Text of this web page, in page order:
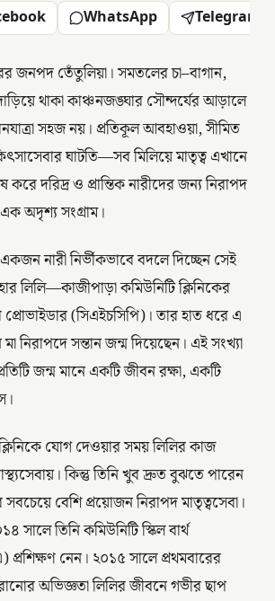
WhatsApp Telegram
জনপদ তেঁতুলিয়া। সমতলের চা–বাগান,
থাকা কাঞ্চনজঙ্ঘার সৌন্দর্যের আড়ালে
সহজ নয়। প্রতিকূল আবহাওয়া, সীমিত
ঘাটতি—সব মিলিয়ে মাতৃত্ব এখানে
দরিদ্র ও প্রান্তিক নারীদের জন্য নিরাপদ
অদৃশ্য সংগ্রাম।
নারী নির্ভীকভাবে বদলে দিচ্ছেন সেই
লিলি—কাজীপাড়া কমিউনিটি ক্লিনিকের
(সিএইচসিপি)। তার হাত ধরে এ
নিরাপদে সন্তান জন্ম দিয়েছেন। এই সংখ্যা
জন্ম মানে একটি জীবন রক্ষা, একটি
যোগ দেওয়ার সময় লিলির কাজ
কিন্তু তিনি খুব দ্রুত বুঝতে পারেন
বেশি প্রয়োজন নিরাপদ মাতৃত্বসেবা।
সালে তিনি কমিউনিটি স্কিল বার্থ
প্রশিক্ষণ নেন। ২০১৫ সালে প্রথমবারের
অভিজ্ঞতা লিলির জীবনে গভীর ছাপ